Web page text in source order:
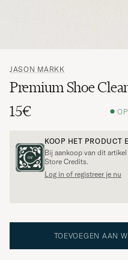
JASON MARKK
Premium Shoe
15€
KOOP HET PRODUCT
Bij aankoop van dit
Store Credits.
Log in of registreer je nu
TOEVOEGEN AAN